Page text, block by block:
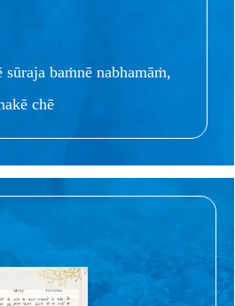
sūraja baṁnē nabhamāṁ,
chē